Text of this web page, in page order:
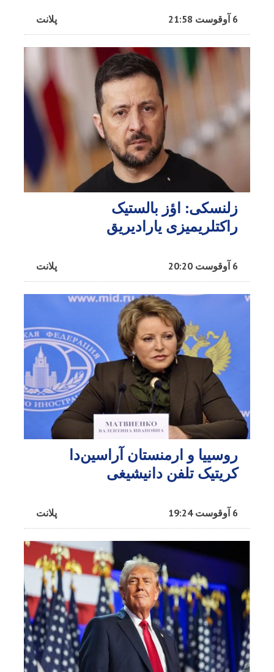
پلانت 6 آوقوست 21:58
زلنسکی: اؤز بالستیک
راکتلریمیزی یارادیریق
پلانت 6 آوقوست 20:20
روسییا و ارمنستان آراسین‌دا
کریتیک تلفن دانیشیغی
پلانت 6 آوقوست 19:24